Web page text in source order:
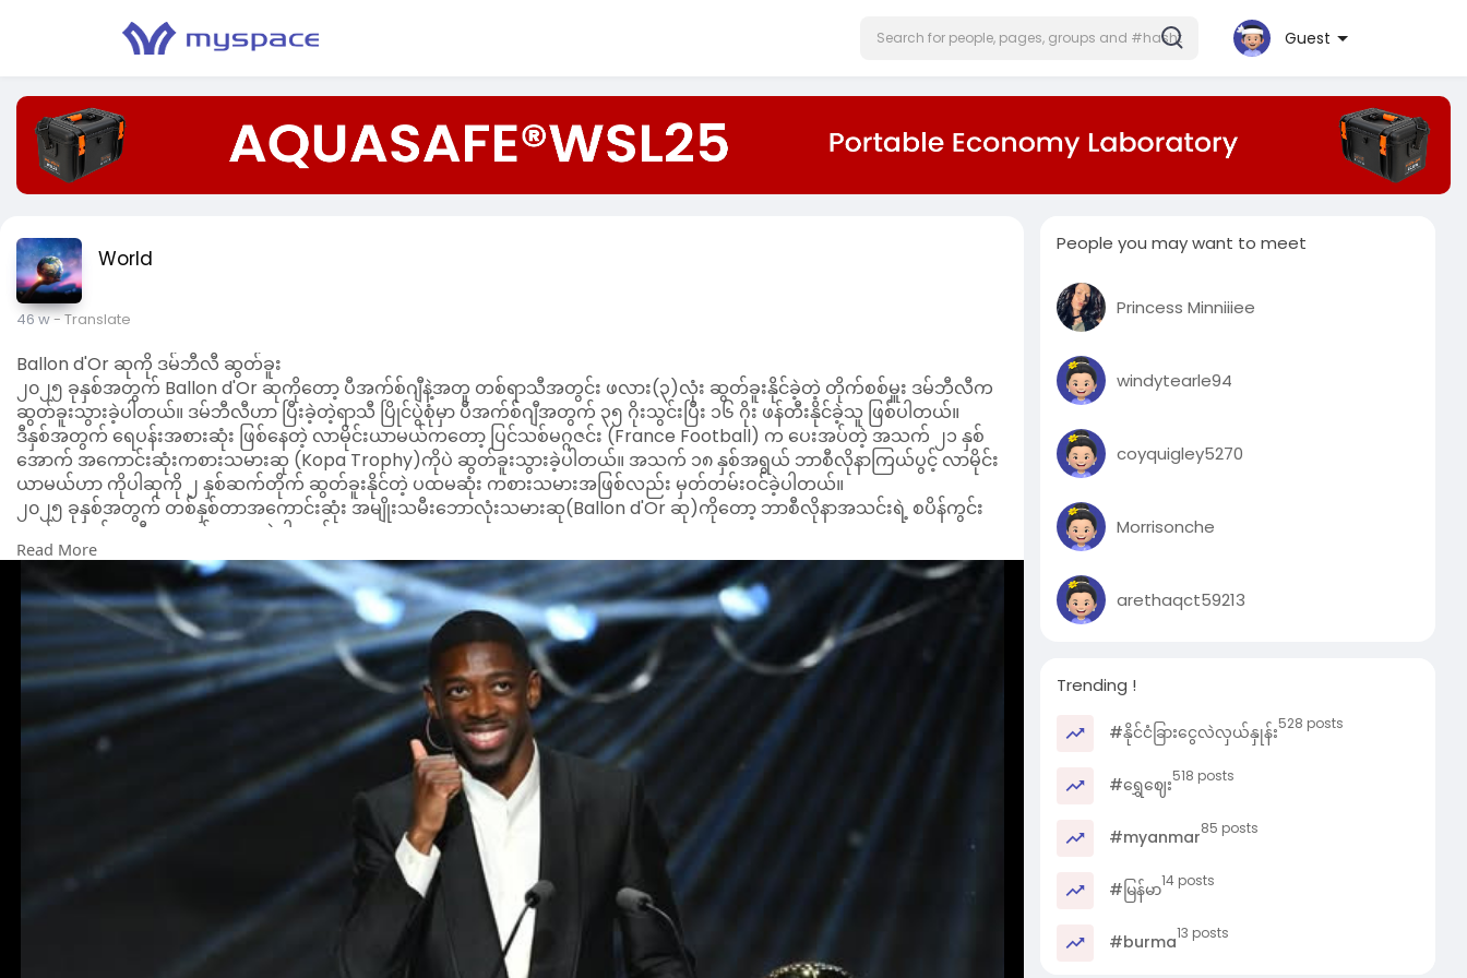
Guest
World
46 w- Translate
Ballon d'Or ဆုကို ဒမ်ဘီလီ ဆွတ်ခူး
၂၀၂၅ ခုနှစ်အတွက် Ballon d'Or ဆုကိုတော့ ပီအက်စ်ဂျီနဲ့အတူ တစ်ရာသီအတွင်း ဖလား(၃)လုံး ဆွတ်ခူးနိုင်ခဲ့တဲ့ တိုက်စစ်မှူး ဒမ်ဘီလီက
ဆွတ်ခူးသွားခဲ့ပါတယ်။ ဒမ်ဘီလီဟာ ပြီးခဲ့တဲ့ရာသီ ပြိုင်ပွဲစုံမှာ ပီအက်စ်ဂျီအတွက် ၃၅ ဂိုးသွင်းပြီး ၁၆ ဂိုး ဖန်တီးနိုင်ခဲ့သူ ဖြစ်ပါတယ်။
ဒီနှစ်အတွက် ရေပန်းအစားဆုံး ဖြစ်နေတဲ့ လာမိုင်းယာမယ်ကတော့ ပြင်သစ်မဂ္ဂဇင်း (France Football) က ပေးအပ်တဲ့ အသက် ၂၁ နှစ်
အောက် အကောင်းဆုံးကစားသမားဆု (Kopa Trophy)ကိုပဲ ဆွတ်ခူးသွားခဲ့ပါတယ်။ အသက် ၁၈ နှစ်အရွယ် ဘာစီလိုနာကြယ်ပွင့် လာမိုင်း
ယာမယ်ဟာ ကိုပါဆုကို ၂ နှစ်ဆက်တိုက် ဆွတ်ခူးနိုင်တဲ့ ပထမဆုံး ကစားသမားအဖြစ်လည်း မှတ်တမ်းဝင်ခဲ့ပါတယ်။
၂၀၂၅ ခုနှစ်အတွက် တစ်နှစ်တာအကောင်းဆုံး အမျိုးသမီးဘောလုံးသမားဆု(Ballon d'Or ဆု)ကိုတော့ ဘာစီလိုနာအသင်းရဲ့ စပိန်ကွင်း
လယ်လူ ဘွန်မာတီက ဆွတ်ခူးသွားခဲ့ပါတယ်။
တစ်နှစ်တာအကောင်းဆုံး နည်းပြဆု (Johan Cruyff Trophy)ကိုတော့ ပီအက်စ်ဂျီနဲ့အတူ ဖလား(၃)လုံး ဆွတ်ခူးပေးနိုင်ခဲ့တဲ့ နည်းပြ လူး
ဝစ်အန်းနရစ်က ဆွတ်ခူးသွားခဲ့ပါတယ်။
တစ်နှစ်တာအကောင်းဆုံး ဂိုးသမားဆု (Yachine Trophy)ကိုတော့ ပီအက်စ်ဂျီနဲ့အတူ ဖလား(၃)လုံး ဆွတ်ခူးနိုင်ခဲ့တဲ့ ဂိုးသမား ဒွန်နာရမ်မာ
(လက်ရှိ မန်စီးတီးတွင် ကစားနေ)က ဆွတ်ခူးသွားခဲ့ပါတယ်။
တစ်နှစ်တာအကောင်းဆုံး တိုက်စစ်မှူးဆု (Gerd Muler Trophy)ကိုတော့ စပို့တင်းလစ္စဘွန်းနဲ့အတူ ဥရောပရွှေဖိနပ်ဆု ဆွတ်ခူးနိုင်ခဲ့တဲ့ ယို
ခရက်စ်( လက်ရှိ အာဆင်နယ်တွင် ကစားနေ)က ဆွတ်ခူးခဲ့ပါတယ်။
တစ်နှစ်တာအကောင်းဆုံး အမျိုးသမီးဘောလုံးအသင်းဆုကိုတော့ ချန်ပီယံလိဂ်ချန်ပီယံ အာဆင်နယ်အမျိုးသမီးအသင်းက ဆွတ်ခူးသွားပါ
တယ်။
တစ်နှစ်တာအကောင်းဆုံး အမျိုးသားဘောလုံးအသင်းဆုကိုတော့ တစ်ရာသီအတွင်း ဖလား(၃)လုံးရ ပီအက်စ်ဂျီအသင်းက ဆွတ်ခူးသွားပါ
Read More
People you may want to meet
Princess Minniiiee
windytearle94
coyquigley5270
Morrisonche
arethaqct59213
Trending !
#နိုင်ငံခြားငွေလဲလှယ်နှုန်း528 posts
#ရွှေဈေး518 posts
#myanmar85 posts
#မြန်မာ14 posts
#burma13 posts